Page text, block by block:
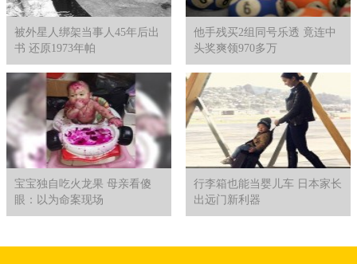
被外星人绑架当事人45年后出
书 还原1973年帕
他手残买2组同号乐透 竟连中
头奖爽领970多万
宝宝独自吃火龙果 母亲看傻
眼：以为命案现场
行李箱也能当婴儿车 日本家长
出远门新利器